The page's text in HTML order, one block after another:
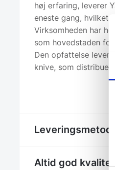
høj erfaring, leverer
eneste gang, hvilket
Virksomheden har
som hovedstaden
Den opfattelse lever
knive, som
Leveringsmetode
Altid god